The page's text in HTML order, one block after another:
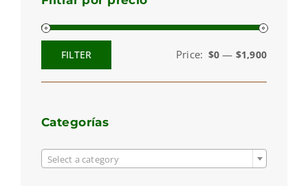
price
price
FILTER Price: $0— $1,900
Categorías
Select a category